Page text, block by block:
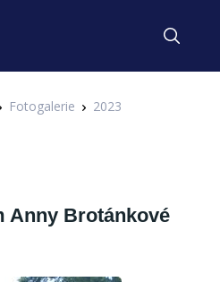
Fotogalerie 2023
Anny Brotánkové